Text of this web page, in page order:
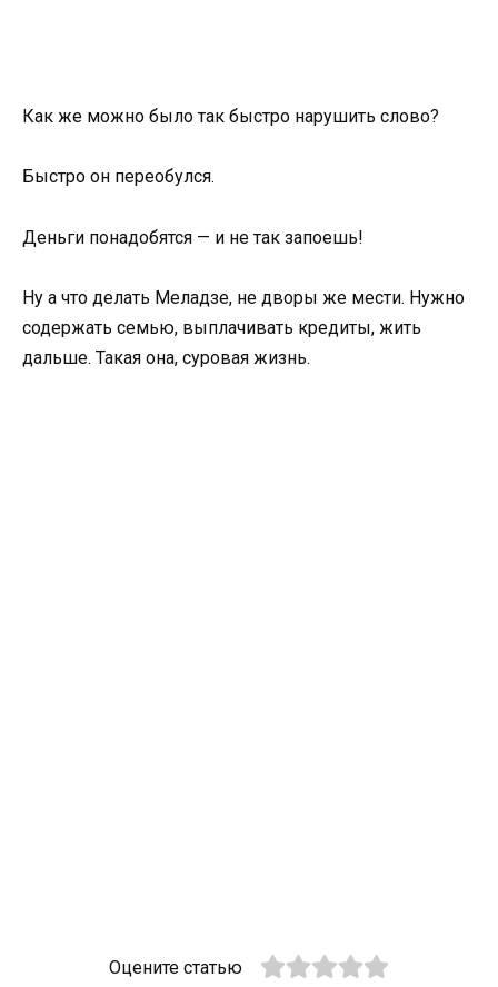
Как же можно было так быстро нарушить слово?
Быстро он переобулся.
Деньги понадобятся — и не так запоешь!
Ну а что делать Меладзе, не дворы же мести. Нужно
содержать семью, выплачивать кредиты, жить
дальше. Такая она, суровая жизнь.
Оцените статью